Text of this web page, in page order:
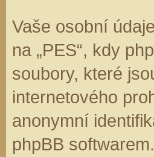
Vaše osobní
na „PES“, kdy
soubory, které
internetového
anonymní
phpBB